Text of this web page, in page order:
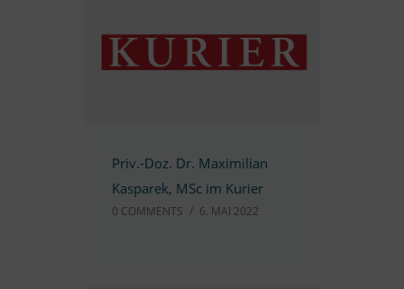
Priv.-Doz. Dr. Ma­xi­mi­lian
Kas­pa­rek, MSc im Kurier
0 COMM­ENTS / 6. MAI 2022